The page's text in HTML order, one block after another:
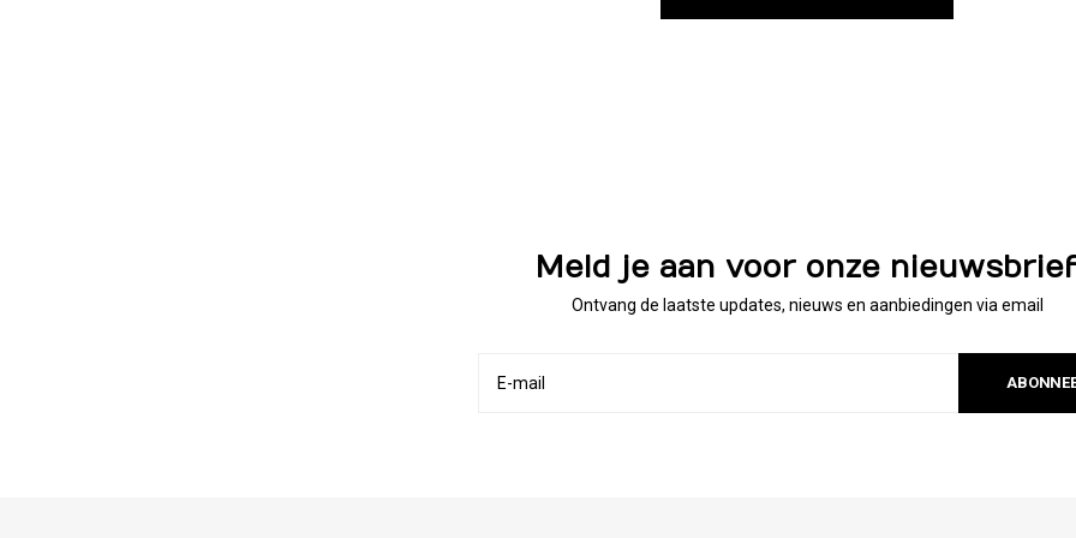
Meld je aan voor onze
Ontvang de laatste updates, nieuws en aanbiedingen via email